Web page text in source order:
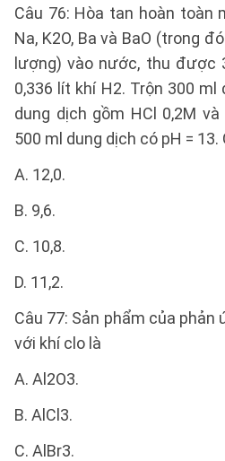
Câu 76: Hòa tan hoàn toàn
Na, K2O, Ba và BaO (trong
lượng) vào nước, thu được
0,336 lít khí H2. Trộn 300 ml
dung dịch gồm HCl 0,2M
500 ml dung dịch có pH = 13.
A. 12,0.
B. 9,6.
C. 10,8.
D. 11,2.
Câu 77: Sản phẩm của
với khí clo là
A. Al2O3.
B. AlCl3.
C. AlBr3.